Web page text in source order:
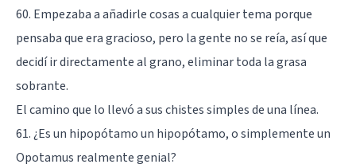
60. Empezaba a añadirle cosas a cualquier tema porque
pensaba que era gracioso, pero la gente no se reía, así que
decidí ir directamente al grano, eliminar toda la grasa
sobrante.
El camino que lo llevó a sus chistes simples de una línea.
61. ¿Es un hipopótamo un hipopótamo, o simplemente un
Opotamus realmente genial?